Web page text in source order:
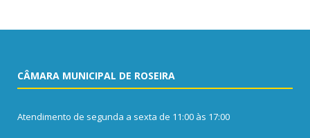
CÂMARA MUNICIPAL DE ROSEIRA
Atendimento de segunda a sexta de 11:00 às 17:00